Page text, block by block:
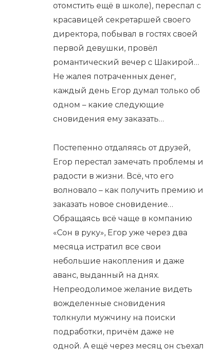
отомстить ещё в школе), переспал с
красавицей секретаршей своего
директора, побывал в гостях своей
первой девушки, провёл
романтический вечер с Шакирой…
Не жалея потраченных денег,
каждый день Егор думал только об
одном – какие следующие
сновидения ему заказать…
Постепенно отдаляясь от друзей,
Егор перестал замечать проблемы и
радости в жизни. Всё, что его
волновало – как получить премию и
заказать новое сновидение…
Обращаясь всё чаще в компанию
«Сон в руку», Егор уже через два
месяца истратил все свои
небольшие накопления и даже
аванс, выданный на днях.
Непреодолимое желание видеть
вожделенные сновидения
толкнули мужчину на поиски
подработки, причём даже не
одной. А ещё через месяц он съехал